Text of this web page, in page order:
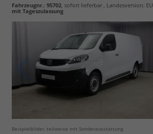
Fahrzeugnr.: 95702 sofort lieferbar , Landesversion:
mit Tageszulassung
Beispielbilder, teilweise mit Sonderausstattung